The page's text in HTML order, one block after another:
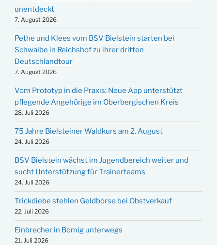
unentdeckt
7. August 2026
Pethe und Klees vom BSV Bielstein starten bei
Schwalbe in Reichshof zu ihrer dritten
Deutschlandtour
7. August 2026
Vom Prototyp in die Praxis: Neue App unterstützt
pflegende Angehörige im Oberbergischen Kreis
28. Juli 2026
75 Jahre Bielsteiner Waldkurs am 2. August
24. Juli 2026
BSV Bielstein wächst im Jugendbereich weiter und
sucht Unterstützung für Trainerteams
24. Juli 2026
Trickdiebe stehlen Geldbörse bei Obstverkauf
22. Juli 2026
Einbrecher in Bomig unterwegs
21. Juli 2026